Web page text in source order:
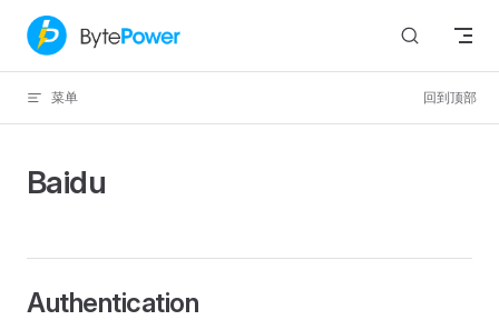
Skip to content
菜单 回到顶部
Baidu
Authentication